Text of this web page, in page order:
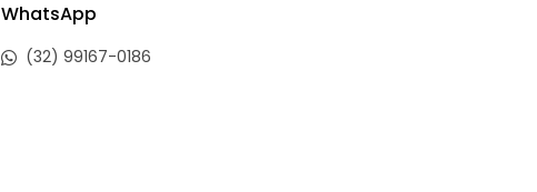
WhatsApp
(32) 99167-0186